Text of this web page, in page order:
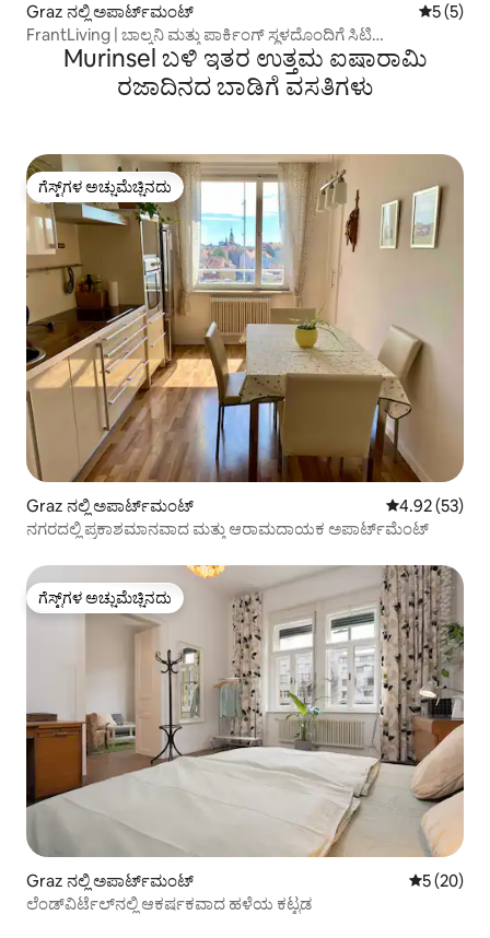
Graz ನಲ್ಲಿ ಅಪಾರ್ಟ್‌ಮಂಟ್ 5 ರಲ್ಲಿ 5
5 (5)
FrantLiving | ಬಾಲ್ಕನಿ ಮತ್ತು ಪಾರ್ಕಿಂಗ್ ಸ್ಥಳದೊಂದಿಗೆ ಸಿಟಿ
ಅಪಾರ್ಟ್‌ಮೆಂಟ್
Murinsel ಬಳಿ ಇತರ ಉತ್ತಮ ಐಷಾರಾಮಿ
ರಜಾದಿನದ ಬಾಡಿಗೆ ವಸತಿಗಳು
ಗೆಸ್ಟ್‌ಗಳ ಅಚ್ಚುಮೆಚ್ಚಿನದು
ಗೆಸ್ಟ್‌ಗಳ ಅಚ್ಚುಮೆಚ್ಚಿನದು
Graz ನಲ್ಲಿ ಅಪಾರ್ಟ್‌ಮಂಟ್ 5 ರಲ್ಲಿ 4.92
4.92 (53)
ನಗರದಲ್ಲಿ ಪ್ರಕಾಶಮಾನವಾದ ಮತ್ತು ಆರಾಮದಾಯಕ ಅಪಾರ್ಟ್‌ಮೆಂಟ್
ಗೆಸ್ಟ್‌ಗಳ ಅಚ್ಚುಮೆಚ್ಚಿನದು
ಗೆಸ್ಟ್‌ಗಳ ಅಚ್ಚುಮೆಚ್ಚಿನದು
Graz ನಲ್ಲಿ ಅಪಾರ್ಟ್‌ಮಂಟ್ 5 ರಲ್ಲಿ 5
5 (20)
ಲೆಂಡ್‌ವಿರ್ಟೆಲ್‌ನಲ್ಲಿ ಆಕರ್ಷಕವಾದ ಹಳೆಯ ಕಟ್ಟಡ